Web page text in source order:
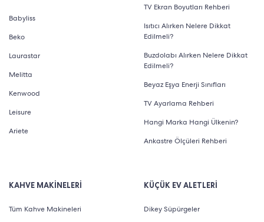
Babyliss
Beko
Laurastar
Melitta
Kenwood
Leisure
Ariete
TV Ekran Boyutları Rehberi
Isıtıcı Alırken Nelere Dikkat
Edilmeli?
Buzdolabı Alırken Nelere Dikkat
Edilmeli?
Beyaz Eşya Enerji Sınıfları
TV Ayarlama Rehberi
Hangi Marka Hangi Ülkenin?
Ankastre Ölçüleri Rehberi
KAHVE MAKİNELERİ
Tüm Kahve Makineleri
KÜÇÜK EV ALETLERİ
Dikey Süpürgeler